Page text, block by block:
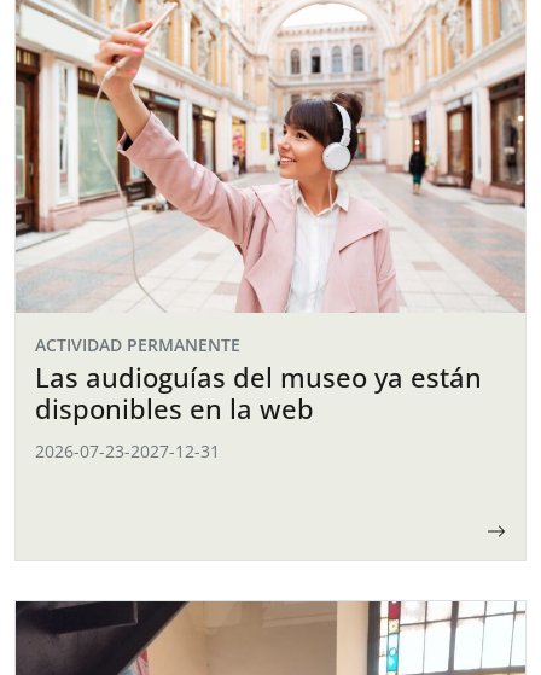
ACTIVIDAD PERMANENTE
Las audioguías del museo ya están
disponibles en la web
2026-07-23-2027-12-31